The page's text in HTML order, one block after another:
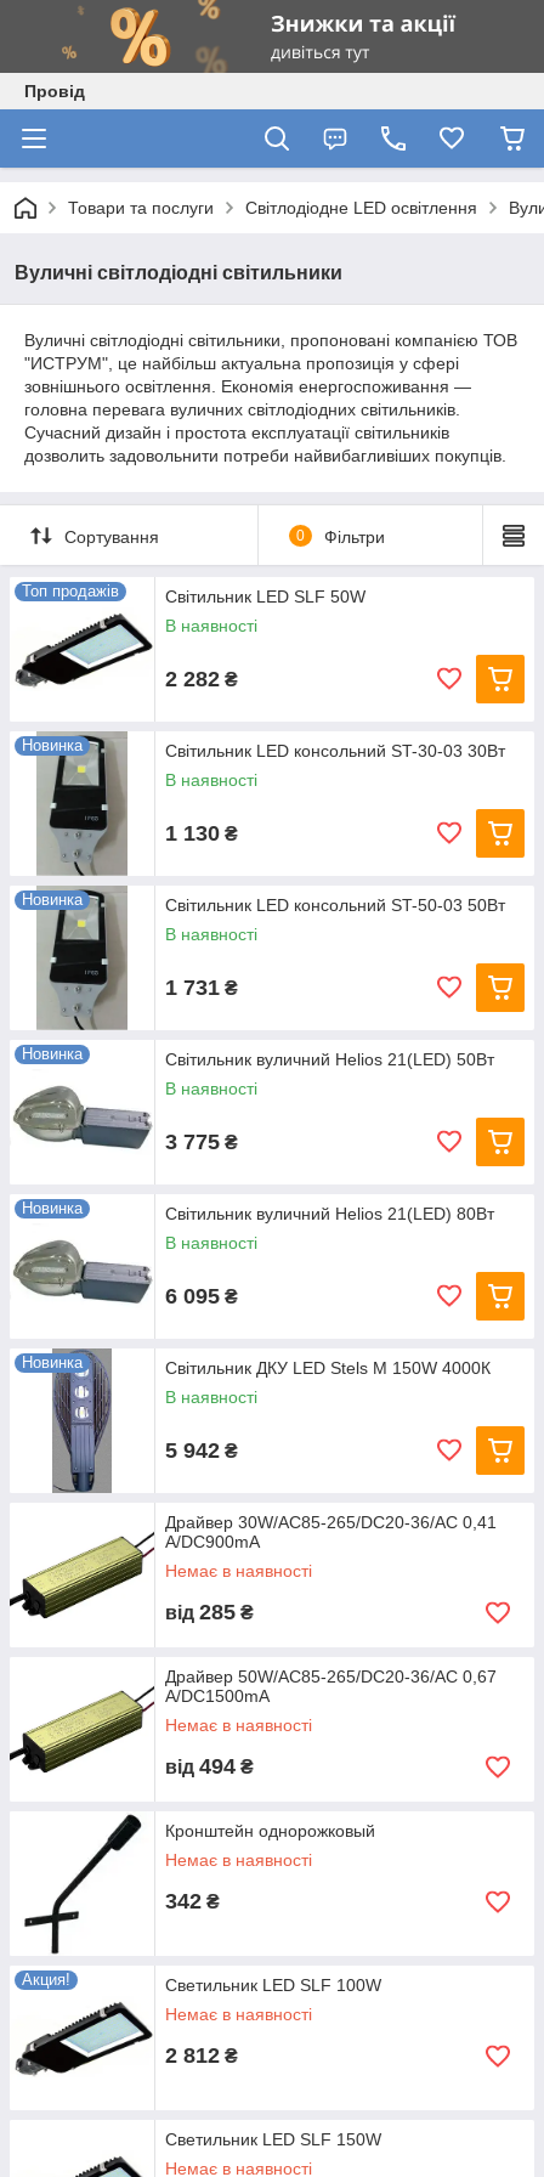
Провід
Товари та послуги Світлодіодне LED освітлення
Вуличні світлодіодні світильники
Вуличні світлодіодні світильники, пропоновані компанією ТОВ
"ИСТРУМ", це найбільш актуальна пропозиція у сфері
зовнішнього освітлення. Економія енергоспоживання ―
головна перевага вуличних світлодіодних світильників.
Сучасний дизайн і простота експлуатації світильників
дозволить задовольнити потреби найвибагливіших покупців.
Сортування 0 Фільтри
Топ продажів
Світильник LED SLF 50W
В наявності
2 282 ₴
Новинка
Світильник LED консольний ST-30-03 30Вт
В наявності
1 130 ₴
Новинка
Світильник LED консольний ST-50-03 50Вт
В наявності
1 731 ₴
Новинка
Світильник вуличний Helios 21(LED) 50Вт
В наявності
3 775 ₴
Новинка
Світильник вуличний Helios 21(LED) 80Вт
В наявності
6 095 ₴
Новинка
Світильник ДКУ LED Stels M 150W 4000К
В наявності
5 942 ₴
Драйвер 30W/AC85-265/DC20-36/AC 0,41
A/DC900mA
Немає в наявності
від 285 ₴
Драйвер 50W/AC85-265/DC20-36/AC 0,67
A/DC1500mA
Немає в наявності
від 494 ₴
Кронштейн однорожковый
Немає в наявності
342 ₴
Акция!
Светильник LED SLF 100W
Немає в наявності
2 812 ₴
Светильник LED SLF 150W
Немає в наявності